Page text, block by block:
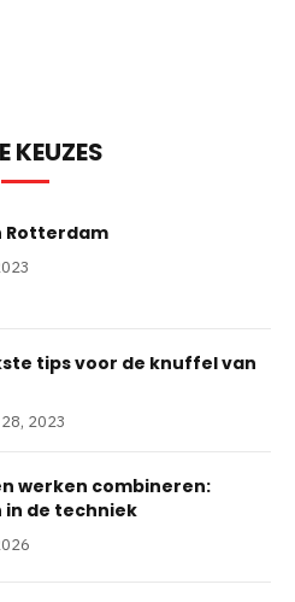
KEUZES
Rotterdam
tips voor de knuffel van
2023
werken combineren:
in de techniek